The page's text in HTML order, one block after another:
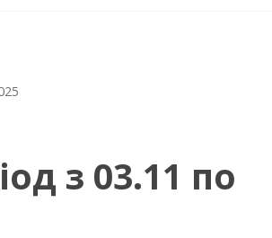
з 03.11 по